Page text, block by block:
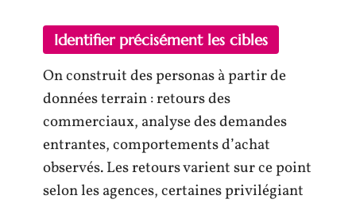
Identifier précisément les cibles
On construit des personas à partir de
données terrain : retours des
commerciaux, analyse des demandes
entrantes, comportements d’achat
observés. Les retours varient sur ce point
selon les agences, certaines privilégiant